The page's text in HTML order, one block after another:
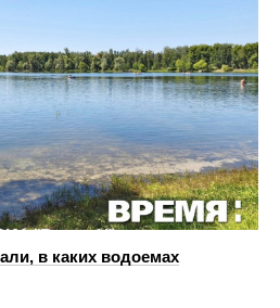
в каких водоемах